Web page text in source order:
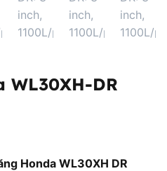
WL30XH-DR
Honda WL30XH DR